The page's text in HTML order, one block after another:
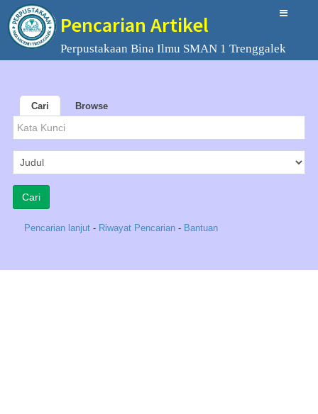
Pencarian Artikel
Perpustakaan Bina Ilmu SMAN 1 Trenggalek
Cari Browse
Pencarian lanjut - Riwayat Pencarian - Bantuan